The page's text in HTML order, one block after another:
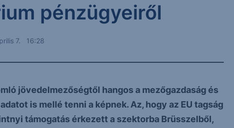
pénzügyeiről
7. 16:28
jövedelmezőségtől hangos a mezőgazdaság és
is mellé tenni a képnek. Az, hogy az EU tagság
támogatás érkezett a szektorba Brüsszelből,